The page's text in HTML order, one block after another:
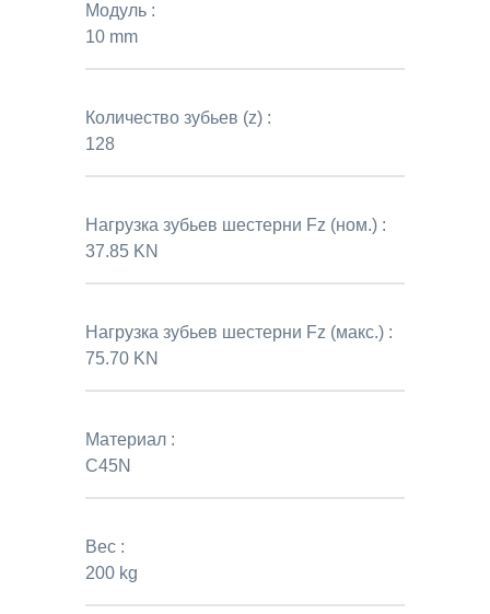
Модуль :
10 mm
Количество зубьев (z) :
128
Нагрузка зубьев шестерни Fz (ном.) :
37.85 KN
Нагрузка зубьев шестерни Fz (макс.) :
75.70 KN
Материал :
C45N
Вес :
200 kg